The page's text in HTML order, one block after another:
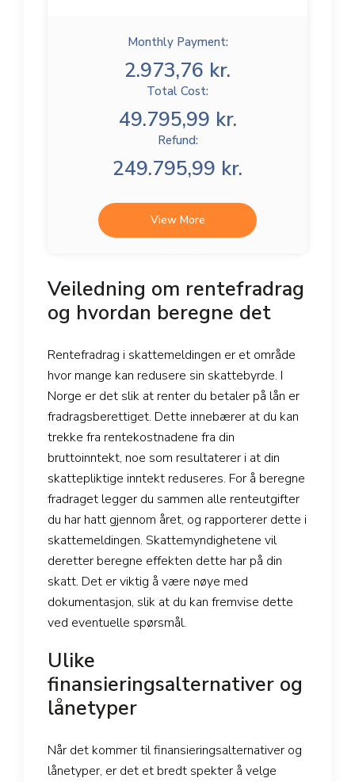
Monthly Payment:
2.973,76 kr.
Total Cost:
49.795,99 kr.
Refund:
249.795,99 kr.
View More
Veiledning om rentefradrag
og hvordan beregne det
Rentefradrag i skattemeldingen er et område
hvor mange kan redusere sin skattebyrde. I
Norge er det slik at renter du betaler på lån er
fradragsberettiget. Dette innebærer at du kan
trekke fra rentekostnadene fra din
bruttoinntekt, noe som resultaterer i at din
skattepliktige inntekt reduseres. For å beregne
fradraget legger du sammen alle renteutgifter
du har hatt gjennom året, og rapporterer dette i
skattemeldingen. Skattemyndighetene vil
deretter beregne effekten dette har på din
skatt. Det er viktig å være nøye med
dokumentasjon, slik at du kan fremvise dette
ved eventuelle spørsmål.
Ulike
finansieringsalternativer og
lånetyper
Når det kommer til finansieringsalternativer og
lånetyper, er det et bredt spekter å velge